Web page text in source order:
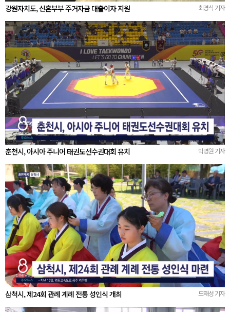
강원자치도, 신혼부부 주거자금 대출이자 지원 최경식 기자
춘천시, 아시아 주니어 태권도선수권대회 유치 박명원 기자
삼척시, 제24회 관례 계례 전통 성인식 개최 모재성 기자